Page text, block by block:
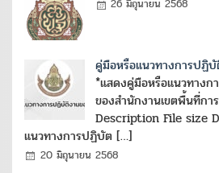
26 มิถุนายน 2568
คู่มือหรือแนวทางการปฏิบั
*แสดงคู่มือหรือแนวทางก
ของสำนักงานเขตพื้นที่ก
Description File size
แนวทางการปฏิบัต […]
20 มิถุนายน 2568